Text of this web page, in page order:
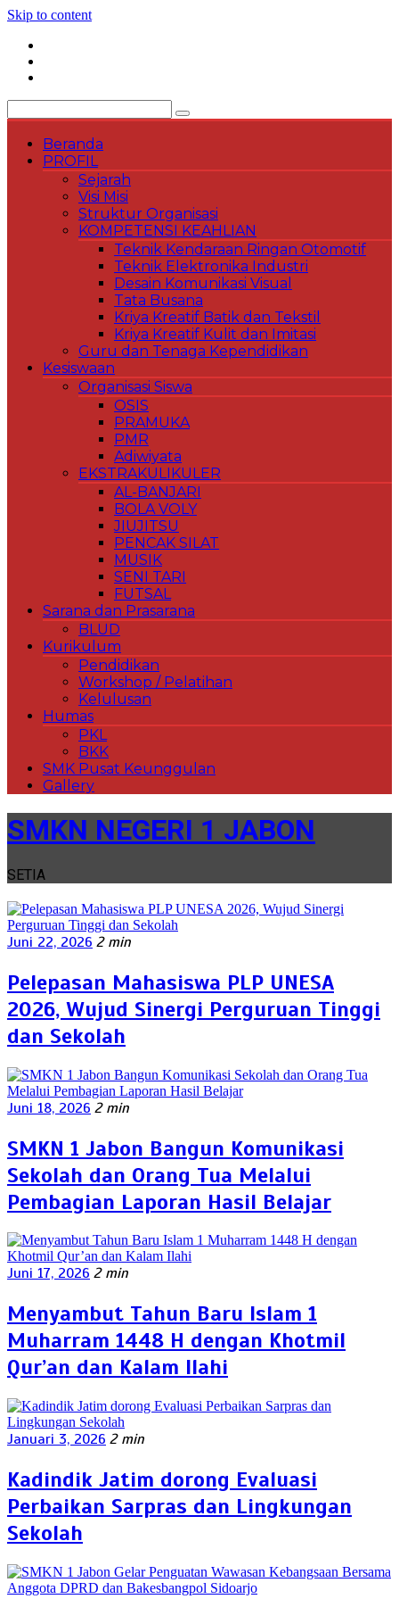
Skip to content
Beranda
PROFIL
Sejarah
Visi Misi
Struktur Organisasi
KOMPETENSI KEAHLIAN
Teknik Kendaraan Ringan Otomotif
Teknik Elektronika Industri
Desain Komunikasi Visual
Tata Busana
Kriya Kreatif Batik dan Tekstil
Kriya Kreatif Kulit dan Imitasi
Guru dan Tenaga Kependidikan
Kesiswaan
Organisasi Siswa
OSIS
PRAMUKA
PMR
Adiwiyata
EKSTRAKULIKULER
AL-BANJARI
BOLA VOLY
JIUJITSU
PENCAK SILAT
MUSIK
SENI TARI
FUTSAL
Sarana dan Prasarana
BLUD
Kurikulum
Pendidikan
Workshop / Pelatihan
Kelulusan
Humas
PKL
BKK
SMK Pusat Keunggulan
Gallery
SMKN NEGERI 1 JABON
SETIA
Juni 22, 2026 2 min
Pelepasan Mahasiswa PLP UNESA
2026, Wujud Sinergi Perguruan Tinggi
dan Sekolah
Juni 18, 2026 2 min
SMKN 1 Jabon Bangun Komunikasi
Sekolah dan Orang Tua Melalui
Pembagian Laporan Hasil Belajar
Juni 17, 2026 2 min
Menyambut Tahun Baru Islam 1
Muharram 1448 H dengan Khotmil
Qur’an dan Kalam Ilahi
Januari 3, 2026 2 min
Kadindik Jatim dorong Evaluasi
Perbaikan Sarpras dan Lingkungan
Sekolah